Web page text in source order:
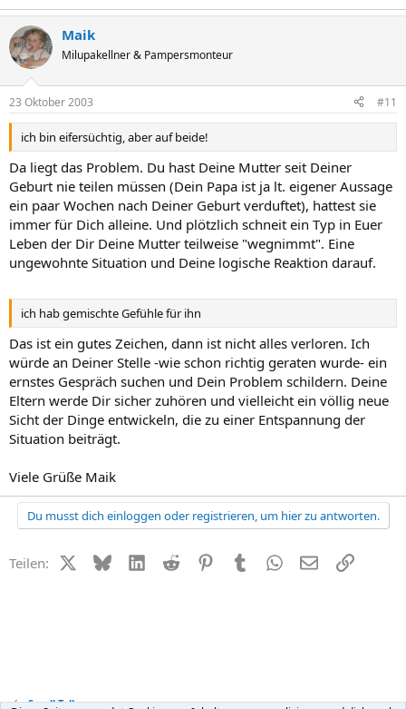
Maik
Milupakellner & Pampersmonteur
23 Oktober 2003 #11
ich bin eifersüchtig, aber auf beide!
Da liegt das Problem. Du hast Deine Mutter seit Deiner
Geburt nie teilen müssen (Dein Papa ist ja lt. eigener Aussage
ein paar Wochen nach Deiner Geburt verduftet), hattest sie
immer für Dich alleine. Und plötzlich schneit ein Typ in Euer
Leben der Dir Deine Mutter teilweise "wegnimmt". Eine
ungewohnte Situation und Deine logische Reaktion darauf.
ich hab gemischte Gefühle für ihn
Das ist ein gutes Zeichen, dann ist nicht alles verloren. Ich
würde an Deiner Stelle -wie schon richtig geraten wurde- ein
ernstes Gespräch suchen und Dein Problem schildern. Deine
Eltern werde Dir sicher zuhören und vielleicht ein völlig neue
Sicht der Dinge entwickeln, die zu einer Entspannung der
Situation beiträgt.
Viele Grüße Maik
Du musst dich einloggen oder registrieren, um hier zu antworten.
Teilen: X (Twitter)
BlueskyLinkedIn
Reddit PinterestTumblr WhatsApp
E-MailLink
Small Talk